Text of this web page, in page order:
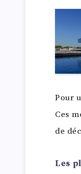
Pour
Ces
de
Les